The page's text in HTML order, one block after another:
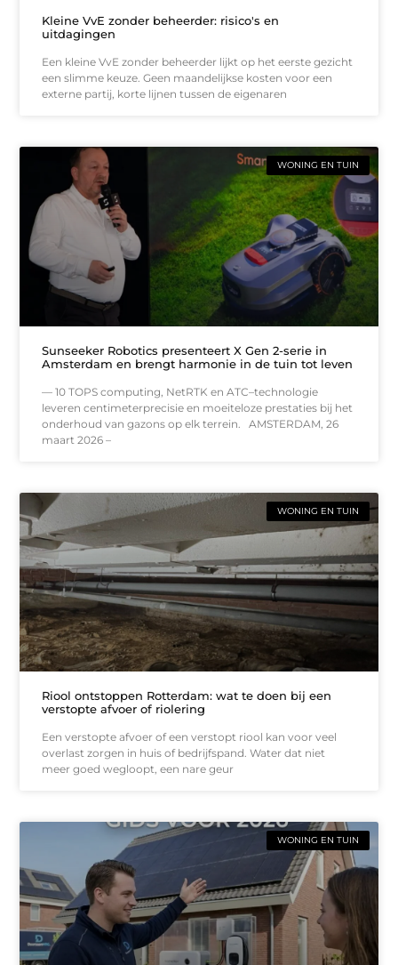
Kleine VvE zonder beheerder: risico's en
uitdagingen
Een kleine VvE zonder beheerder lijkt op het eerste gezicht
een slimme keuze. Geen maandelijkse kosten voor een
externe partij, korte lijnen tussen de eigenaren
WONING EN TUIN
Sunseeker Robotics presenteert X Gen 2-serie in
Amsterdam en brengt harmonie in de tuin tot leven
— 10 TOPS computing, NetRTK en ATC–technologie
leveren centimeterprecisie en moeiteloze prestaties bij het
onderhoud van gazons op elk terrein. AMSTERDAM, 26
maart 2026 –
WONING EN TUIN
Riool ontstoppen Rotterdam: wat te doen bij een
verstopte afvoer of riolering
Een verstopte afvoer of een verstopt riool kan voor veel
overlast zorgen in huis of bedrijfspand. Water dat niet
meer goed wegloopt, een nare geur
WONING EN TUIN